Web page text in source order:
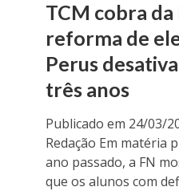
TCM cobra
reforma de
Perus
três anos
Publicado em 24/03/
Redação Em matéria
ano passado, a FN
que os alunos com